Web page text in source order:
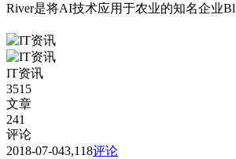
River是将AI技术应用于农业的知名企业
IT资讯
3515
文章
241
评论
2018-07-043,118评论